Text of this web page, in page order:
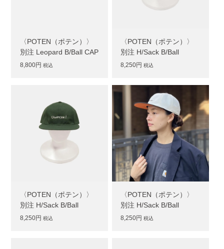
〈POTEN（ポテン）〉
別注 Leopard B/Ball CAP
8,800円 税込
〈POTEN（ポテン）〉
別注 H/Sack B/Ball
8,250円 税込
〈POTEN（ポテン）〉
別注 H/Sack B/Ball
8,250円 税込
〈POTEN（ポテン）〉
別注 H/Sack B/Ball
8,250円 税込